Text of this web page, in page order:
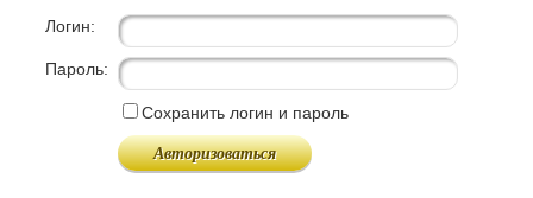
Логин:
Пароль:
Сохранить логин и пароль